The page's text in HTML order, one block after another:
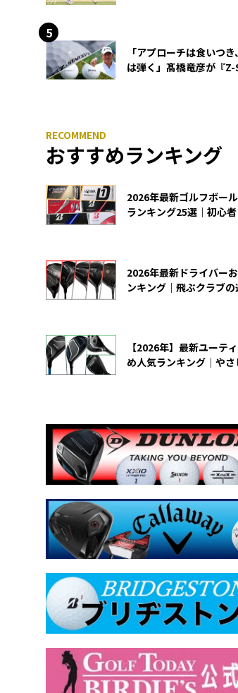
「アプローチは食いつ
は弾く」髙橋竜彦が『Z-
おすすめランキング
2026年最新ゴルフボー
ランキング25選｜初心
2026年最新ドライバー
ンキング｜飛ぶクラブ
【2026年】最新ユーテ
め人気ランキング｜や